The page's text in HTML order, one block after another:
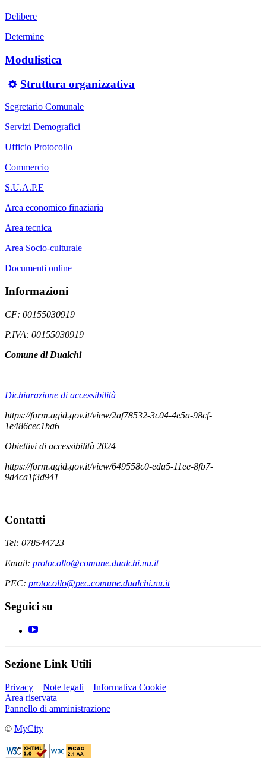
Delibere
Determine
Modulistica
Struttura organizzativa
Segretario Comunale
Servizi Demografici
Ufficio Protocollo
Commercio
S.U.A.P.E
Area economico finaziaria
Area tecnica
Area Socio-culturale
Documenti online
Informazioni
CF: 00155030919
P.IVA: 00155030919
Comune di Dualchi
Dichiarazione di accessibilità
https://form.agid.gov.it/view/2af78532-3c04-4e5a-98cf-
1e486cec1ba6
Obiettivi di accessibilità 2024
https://form.agid.gov.it/view/649558c0-eda5-11ee-8fb7-
9d4ca1f3d941
Contatti
Tel: 078544723
Email: protocollo@comune.dualchi.nu.it
PEC: protocollo@pec.comune.dualchi.nu.it
Seguici su
Sezione Link Utili
Privacy Note legali
Informativa Cookie
Area riservata
Pannello di amministrazione
© MyCity